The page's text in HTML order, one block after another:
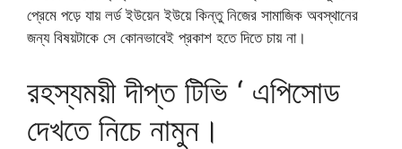
প্রেমে পড়ে যায় লর্ড ইউয়েন ইউয়ে কিন্তু নিজের সামাজিক অবস্থানের
জন্য বিষয়টাকে সে কোনভাবেই প্রকাশ হতে দিতে চায় না।
রহস্যময়ী দীপ্ত টিভি ‘ এপিসোড
দেখতে নিচে নামুন।